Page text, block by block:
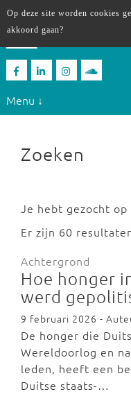
Menu ↓
Zoeken
Je hebt gezocht op
Er zijn 60
Achtergrond
Hoe honger
werd
9 februari 2026 -
De honger die
Wereldoorlog en
leden, heeft een
Duitse staats-…
Op deze site worden cookies
akkoord gaan?